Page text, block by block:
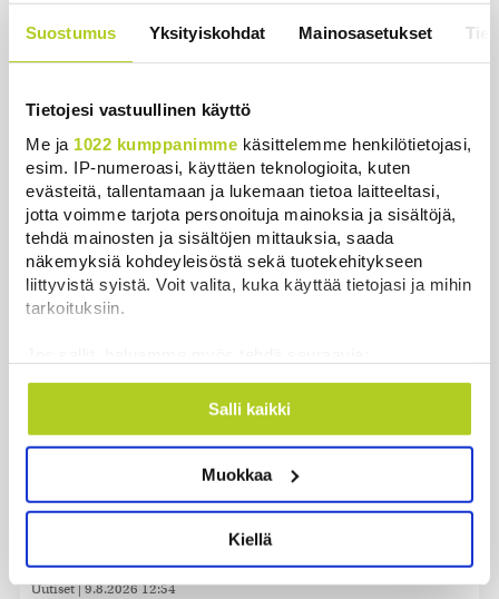
Suostumus Yksityiskohdat Mainosasetukset
Tietojesi vastuullinen käyttö
Me ja 1022 kumppanimme käsittelemme henkilötietojasi,
esim. IP-numeroasi, käyttäen teknologioita, kuten
evästeitä, tallentamaan ja lukemaan tietoa laitteeltasi,
jotta voimme tarjota personoituja mainoksia ja sisältöjä,
tehdä mainosten ja sisältöjen mittauksia, saada
näkemyksiä kohdeyleisöstä sekä tuotekehitykseen
liittyvistä syistä. Voit valita, kuka käyttää tietojasi ja mihin
tarkoituksiin.
Kerätä tietoja maantieteellisestä sijainnistasi,
mahdollisesti muutaman metrin tarkkuudella
ominaispiirteitä aktiivisesti (sormenjäljen
Lue lisää siitä, miten henkilötietojasi käsitellään ja miten
suostumustasi tai peruuttaa sen milloin vain
evästeilmoituksessa.
Salli kaikki
Muokkaa
Kiellä
uutinen – ”Kokoomus maksaa siitä
hintaa”
Uutiset | 6.8.2026 11:56
Uutiset
Uusimmat Luetuimmat
Essee: Putinin Venäjä ammentaa panslavismin
perinteestä
Uutiset | 9.8.2026 12:54